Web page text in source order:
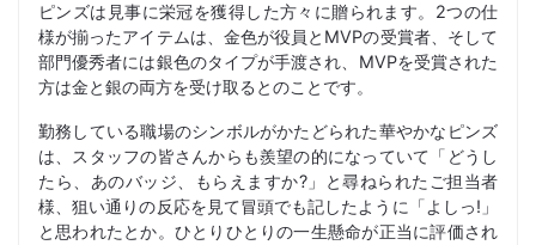
ピンズは見事に栄冠を獲得した方々に贈られます。2つの仕
様が揃ったアイテムは、金色が役員とMVPの受賞者、そして
部門優秀者には銀色のタイプが手渡され、MVPを受賞された
方は金と銀の両方を受け取るとのことです。
勤務している職場のシンボルがかたどられた華やかなピンズ
は、スタッフの皆さんからも羨望の的になっていて「どうし
たら、あのバッジ、もらえますか?」と尋ねられたご担当者
様、狙い通りの反応を見て冒頭でも記したように「よしっ!」
と思われたとか。ひとりひとりの一生懸命が正当に評価され